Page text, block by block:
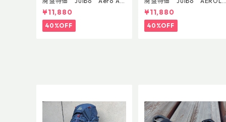
anFit
¥11,880
40%OFF
E AsianFit
¥11,880
40%OFF